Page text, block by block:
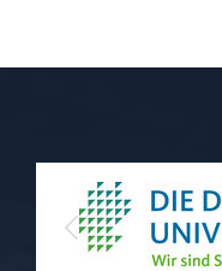
Previous